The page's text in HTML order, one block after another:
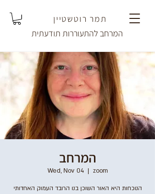
תמר רוטשטיין
המרחב להתעוררות תודעתית
המרחב
Wed, Nov 04
  |
zoom
הנוכחות היא האור השוכן בנו הרובד העמוק האחדותי